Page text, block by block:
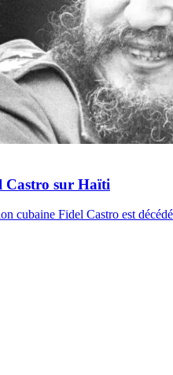
Castro sur Haïti
cubaine Fidel Castro est